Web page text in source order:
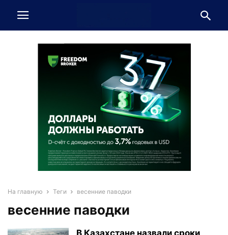
На главную Теги весенние паводки
весенние паводки
В Казахстане назвали сроки